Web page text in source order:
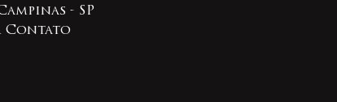
- SP
Contato